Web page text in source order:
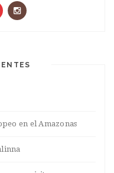
en el Amazonas